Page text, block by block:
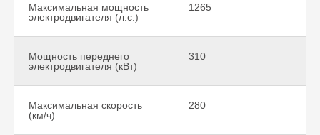
Максимальная мощность
электродвигателя (л.с.)
1265
Мощность переднего
электродвигателя (кВт)
310
Максимальная скорость
(км/ч)
280